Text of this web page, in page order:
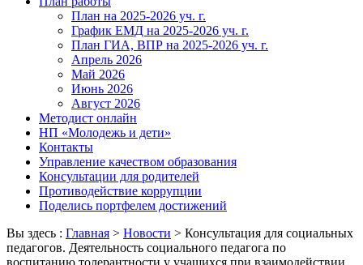
План на 2025-2026 уч. г.
График ЕМД на 2025-2026 уч. г.
План ГИА, ВПР на 2025-2026 уч. г.
Апрель 2026
Май 2026
Июнь 2026
Август 2026
Методист онлайн
НП «Молодежь и дети»
Контакты
Управление качеством образования
Консультации для родителей
Противодействие коррупции
Поделись портфелем достижений
Вы здесь : Главная > Новости > Консультация для социальных
педагогов. Деятельность социального педагога по
воспитанию толерантности у учащихся при взаимодействии